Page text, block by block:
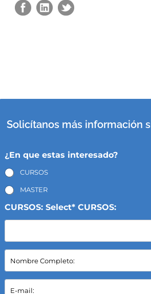
Solicítanos más información
¿En que estas interesado?
CURSOS
MASTER
CURSOS: Select* CURSOS:
N
m
b
E